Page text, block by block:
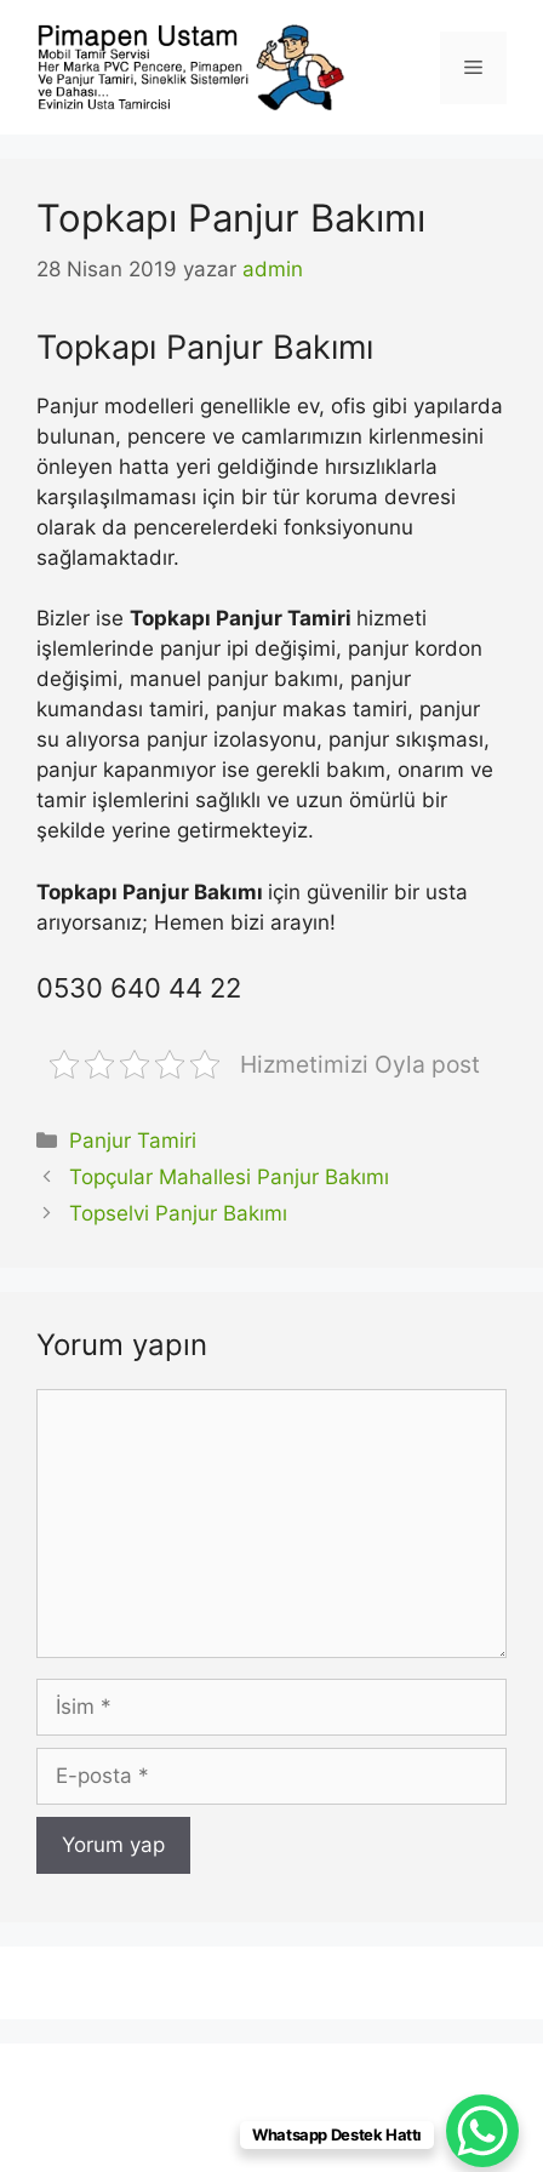
Menü
Topkapı Panjur Bakımı
28 Nisan 2019 yazar admin
Topkapı Panjur Bakımı
Panjur modelleri genellikle ev, ofis gibi yapılarda
bulunan, pencere ve camlarımızın kirlenmesini
önleyen hatta yeri geldiğinde hırsızlıklarla
karşılaşılmaması için bir tür koruma devresi
olarak da pencerelerdeki fonksiyonunu
sağlamaktadır.
Bizler ise Topkapı Panjur Tamiri hizmeti
işlemlerinde panjur ipi değişimi, panjur kordon
değişimi, manuel panjur bakımı, panjur
kumandası tamiri, panjur makas tamiri, panjur
su alıyorsa panjur izolasyonu, panjur sıkışması,
panjur kapanmıyor ise gerekli bakım, onarım ve
tamir işlemlerini sağlıklı ve uzun ömürlü bir
şekilde yerine getirmekteyiz.
Topkapı Panjur Bakımı için güvenilir bir usta
arıyorsanız; Hemen bizi arayın!
0530 640 44 22
Hizmetimizi Oyla post
Kategoriler
Panjur Tamiri
Topçular Mahallesi Panjur Bakımı
Topselvi Panjur Bakımı
Yorum yapın
İsim
posta
Whatsapp Destek Hattı